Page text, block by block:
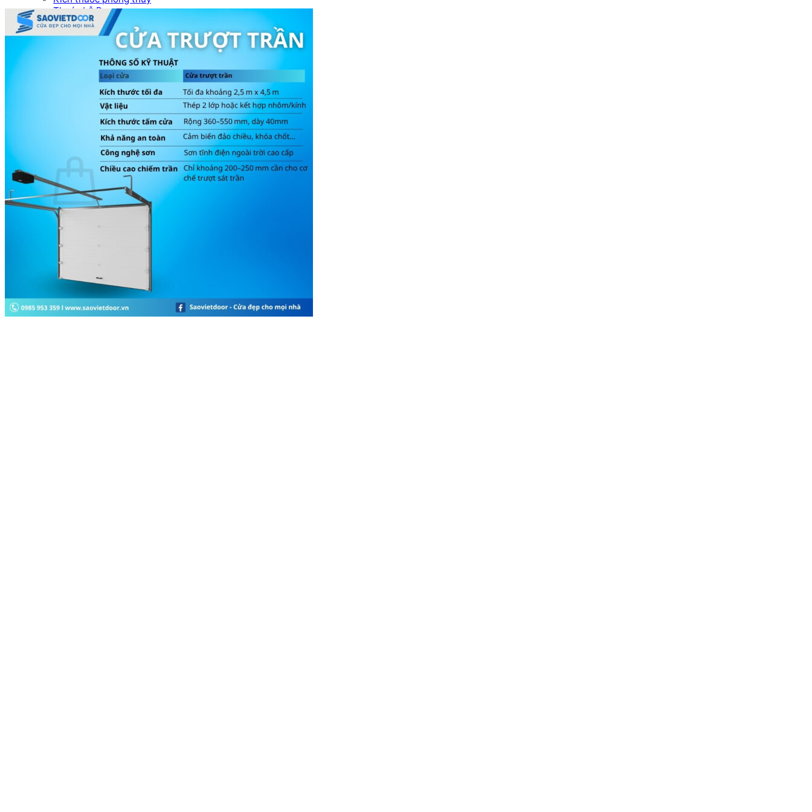
Thước Lỗ Ban
Hướng dẫn kỹ thuật
Tài Liệu Catalogue
Videos
Công trình dân dụng
Công trình biệt thự
Nhà máy & Showroom
Chưa có sản phẩm trong giỏ hàng.
Quay trở lại cửa hàng
Tìm kiếm: